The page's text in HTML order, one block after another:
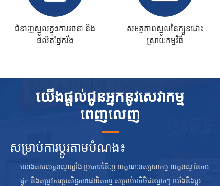
ជំនាញស្នូលក្នុងការរចនា និង
ផលិតផ្នែករឹង
សមត្ថភាពស្នូលនៃក្បួនដោះ
ស្រាយកម្មវិធី
យើងផ្តល់ជូនអ្នកនូវសេវាកម្ម
ពេញលេញ
សម្រាប់ការប្ដូរតាមបំណង៖
យោងតាមលក្ខខណ្ឌឃ្លាំង ប្រភេទទំនិញ លក្ខណៈឧស្សាហកម្ម លក្ខខណ្ឌនៃការ
ផ្ទុក និងតម្រូវការប្រសិទ្ធភាពផលិតកម្ម សម្រាប់អតិថិជនម្នាក់ៗ យើងនឹងប្ដូរ